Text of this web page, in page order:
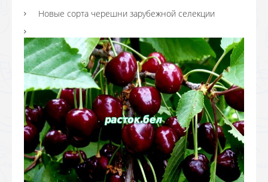
Новые сорта черешни зарубежной селекции